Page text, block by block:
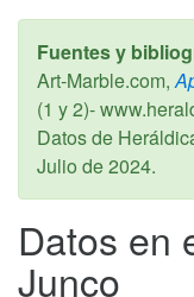
Fuentes y
Art-Marble.com,
(1 y 2)-
Datos de
Julio de 2024.
Datos en
Junco